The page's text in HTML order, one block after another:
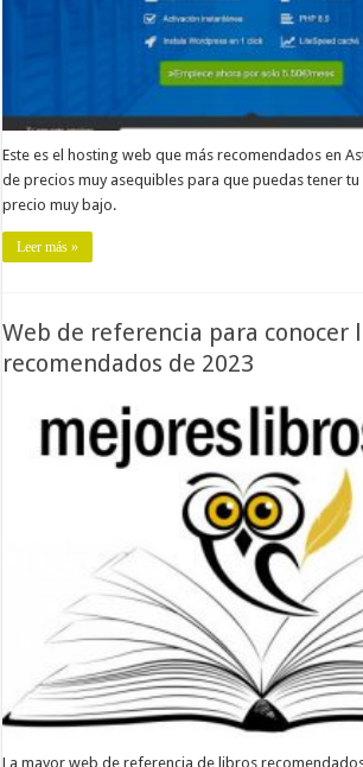
Este es el hosting web que más recomendados en
de precios muy asequibles para que puedas tener
precio muy bajo.
Leer más »
Web de referencia para conocer
recomendados de 2023
La mayor web de referencia de libros